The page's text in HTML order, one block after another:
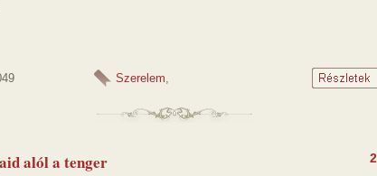
Szerelem,
alól a tenger